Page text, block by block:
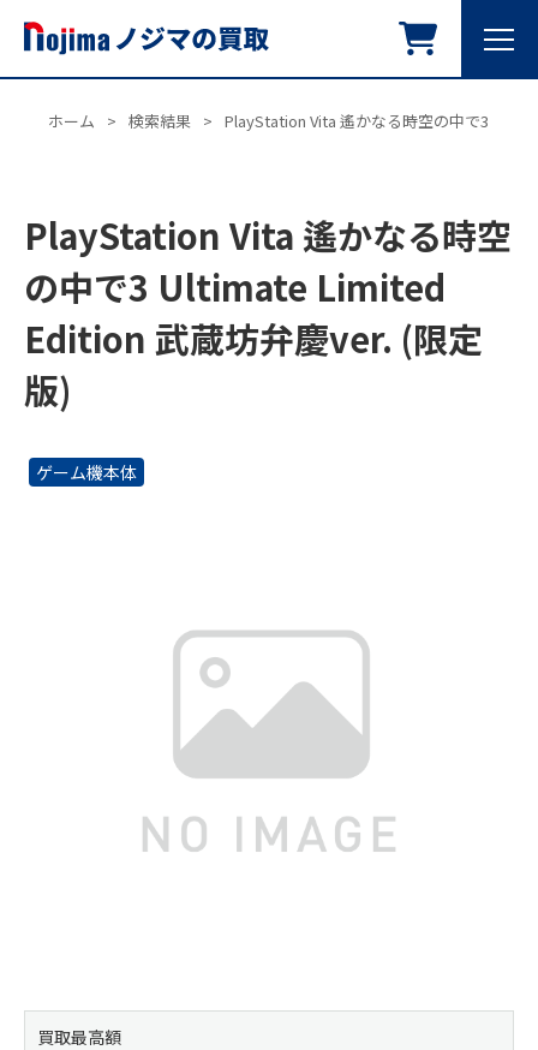
ホーム > 検索結果 > PlayStation Vita 遙かなる時空の中で3
PlayStation Vita 遙かなる時空
の中で3 Ultimate Limited
Edition 武蔵坊弁慶ver. (限定
版)
ゲーム機本体
買取最高額